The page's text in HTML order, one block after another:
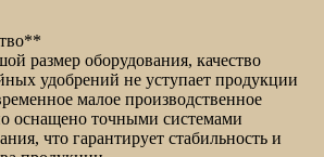
размер оборудования, качество
удобрений не уступает продукции
малое производственное
оснащено точными системами
что гарантирует стабильность и